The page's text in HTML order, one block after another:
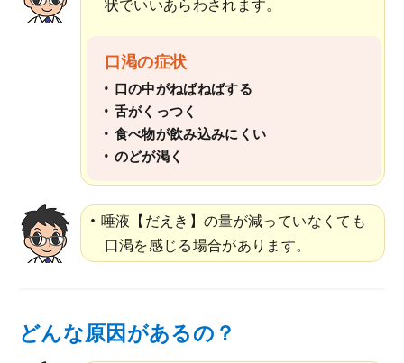
状でいいあらわされます。
口渇の症状
口の中がねばねばする
舌がくっつく
食べ物が飲み込みにくい
のどが渇く
唾液【だえき】の量が減っていなくても
口渇を感じる場合があります。
どんな原因があるの？